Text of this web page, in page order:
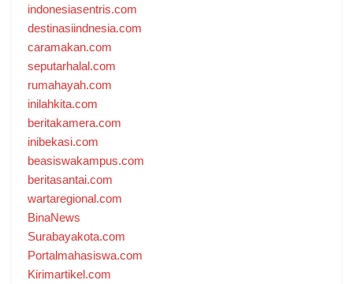
indonesiasentris.com
destinasiindnesia.com
caramakan.com
seputarhalal.com
rumahayah.com
inilahkita.com
beritakamera.com
inibekasi.com
beasiswakampus.com
beritasantai.com
wartaregional.com
BinaNews
Surabayakota.com
Portalmahasiswa.com
Kirimartikel.com